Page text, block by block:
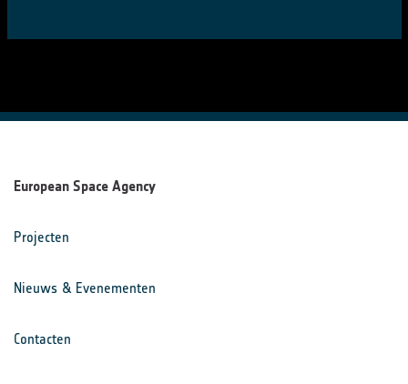
European Space Agency
Projecten
Nieuws & Evenementen
Contacten